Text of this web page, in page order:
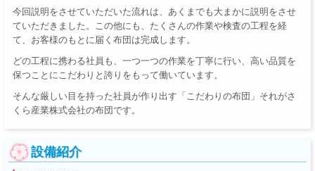
今回説明をさせていただいた流れは、あくまでも大まかに説明をさせ
ていただきました。この他にも、たくさんの作業や検査の工程を経
て、お客様のもとに届く布団は完成します。
どの工程に携わる社員も、一つ一つの作業を丁寧に行い、高い品質を
保つことにこだわりと誇りをもって働いています。
そんな厳しい目を持った社員が作り出す「こだわりの布団」それがさ
くら産業株式会社の布団です。
設備紹介